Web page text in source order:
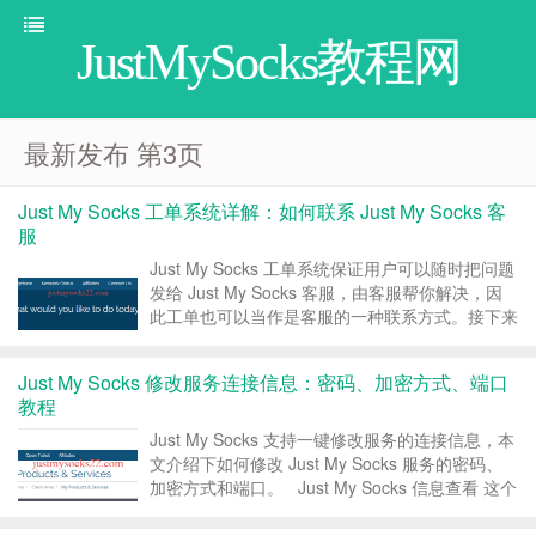
JustMySocks教程网
最新发布 第3页
Just My Socks 工单系统详解：如何联系 Just My Socks 客
服
Just My Socks 工单系统保证用户可以随时把问题
发给 Just My Socks 客服，由客服帮你解决，因
此工单也可以当作是客服的一种联系方式。接下来
Just My Socks 修改服务连接信息：密码、加密方式、端口
教程
Just My Socks 支持一键修改服务的连接信息，本
文介绍下如何修改 Just My Socks 服务的密码、
加密方式和端口。 Just My Socks 信息查看 这个